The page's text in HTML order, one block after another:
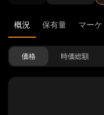
概況 保有量 マーケ
価格 時価総額